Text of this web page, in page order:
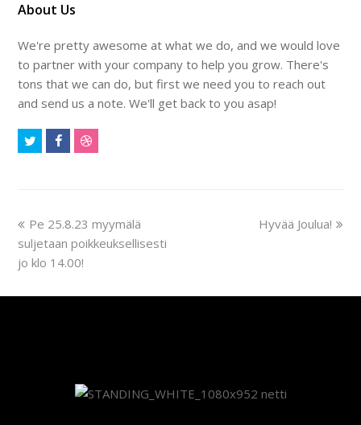
About Us
We're pretty awesome at what we do, and we would love
to partner with your company to help you grow. There's
tons that we can do, but first we need you to reach out
and send us a note. We'll get back to you asap!
TwitterFacebookDribbble
previous
post:
Pe 25.8.23 myymälä
suljetaan poikkeuksellisesti
jo klo 14.00!
next
Hyvää Joulua!